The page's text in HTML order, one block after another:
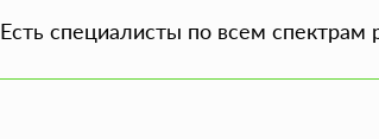
Есть специалисты по всем спектрам